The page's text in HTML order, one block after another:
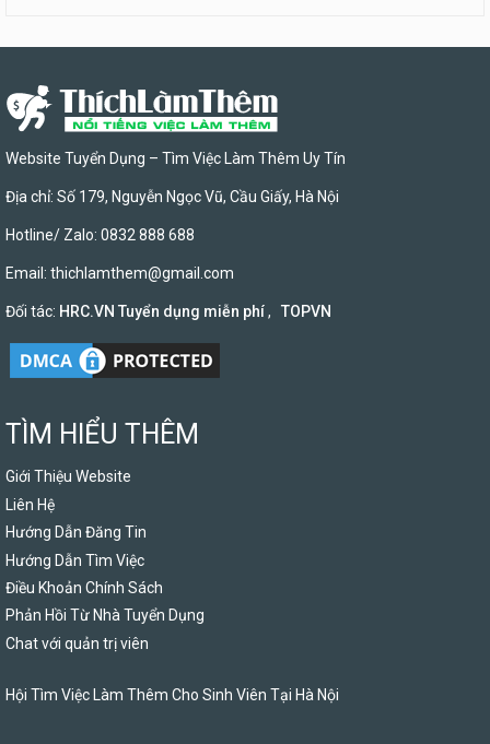
Website Tuyển Dụng – Tìm Việc Làm Thêm Uy Tín
Địa chỉ: Số 179, Nguyễn Ngọc Vũ, Cầu Giấy, Hà Nội
Hotline/ Zalo: 0832 888 688
Email: thichlamthem@gmail.com
Đối tác: HRC.VN Tuyển dụng miễn phí, TOPVN
TÌM HIỂU THÊM
Giới Thiệu Website
Liên Hệ
Hướng Dẫn Đăng Tin
Hướng Dẫn Tìm Việc
Điều Khoản Chính Sách
Phản Hồi Từ Nhà Tuyển Dụng
Chat với quản trị viên
Hội Tìm Việc Làm Thêm Cho Sinh Viên Tại Hà Nội